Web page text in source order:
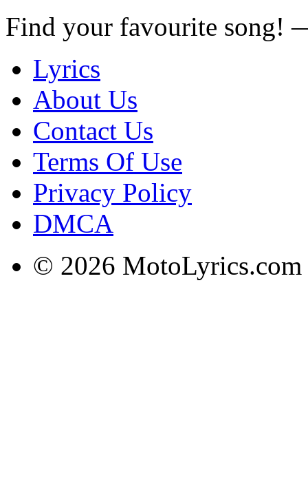
Find your favourite song!
Lyrics
About Us
Contact Us
Terms Of Use
Privacy Policy
DMCA
© 2026 MotoLyrics.com